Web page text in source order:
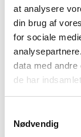
at analysere
din brug af
for sociale
data med andre
de har
Nødvendig
Merrell Speed